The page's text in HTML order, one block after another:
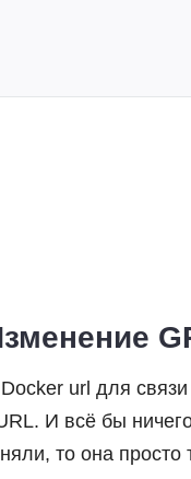
url для
И всё бы
то она просто